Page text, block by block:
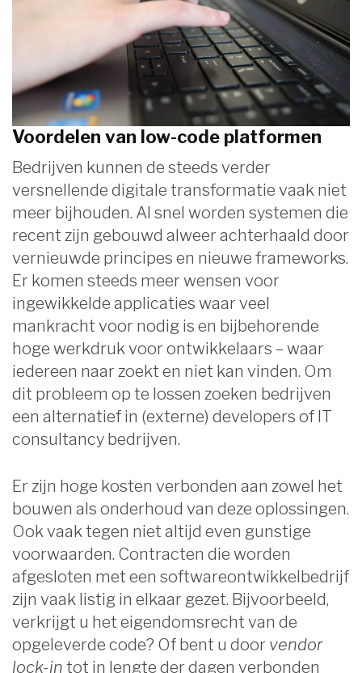
Voordelen van low-code platformen
Bedrijven kunnen de steeds verder
versnellende digitale transformatie vaak niet
meer bijhouden. Al snel worden systemen die
recent zijn gebouwd alweer achterhaald door
vernieuwde principes en nieuwe frameworks.
Er komen steeds meer wensen voor
ingewikkelde applicaties waar veel
mankracht voor nodig is en bijbehorende
hoge werkdruk voor ontwikkelaars – waar
iedereen naar zoekt en niet kan vinden. Om
dit probleem op te lossen zoeken bedrijven
een alternatief in (externe) developers of IT
consultancy bedrijven.
Er zijn hoge kosten verbonden aan zowel het
bouwen als onderhoud van deze oplossingen.
Ook vaak tegen niet altijd even gunstige
voorwaarden. Contracten die worden
afgesloten met een softwareontwikkelbedrijf
zijn vaak listig in elkaar gezet. Bijvoorbeeld,
verkrijgt u het eigendomsrecht van de
opgeleverde code? Of bent u door vendor
lock-in tot in lengte der dagen verbonden